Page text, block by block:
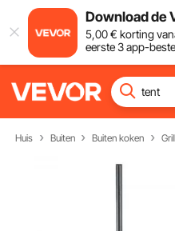
Download de
5,00€ korting
eerste 3 app-
Huis Buiten Buiten koken